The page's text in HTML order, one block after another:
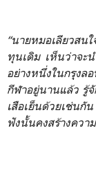
“นายหมอเลียวสน
ทุนเดิม เห็นว่าจะ
อย่างหนึ่งในกรุงล
กีฬาอยู่นานแล้ว รู้
เสือเย็นด้วยเช่นกั
ฟังนั้นคงสร้างควา